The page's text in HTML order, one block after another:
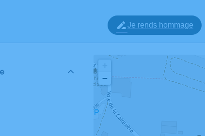
Je rends hommage
−